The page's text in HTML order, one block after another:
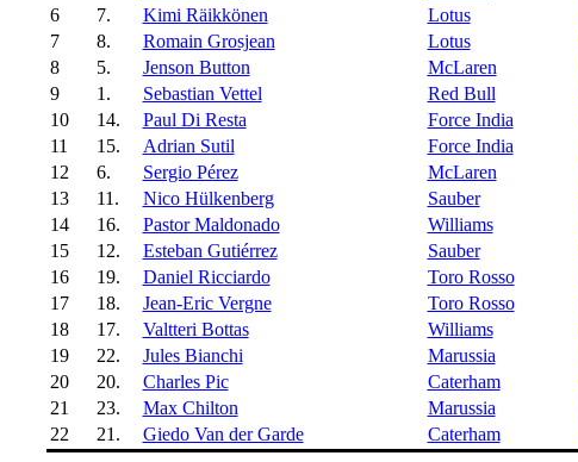
6
7. Kimi Räikkönen Lotus
7
8. Romain Grosjean Lotus
8
5. Jenson Button McLaren
9
1. Sebastian Vettel Red Bull
10
14. Paul Di Resta Force India
11
15. Adrian Sutil Force India
12
6. Sergio Pérez McLaren
13
11. Nico Hülkenberg Sauber
14
16. Pastor Maldonado Williams
15
12. Esteban Gutiérrez Sauber
16
19. Daniel Ricciardo Toro Rosso
17
18. Jean-Eric Vergne Toro Rosso
18
17. Valtteri Bottas Williams
19
22. Jules Bianchi Marussia
20
20. Charles Pic Caterham
21
23. Max Chilton Marussia
22
21. Giedo Van der Garde Caterham